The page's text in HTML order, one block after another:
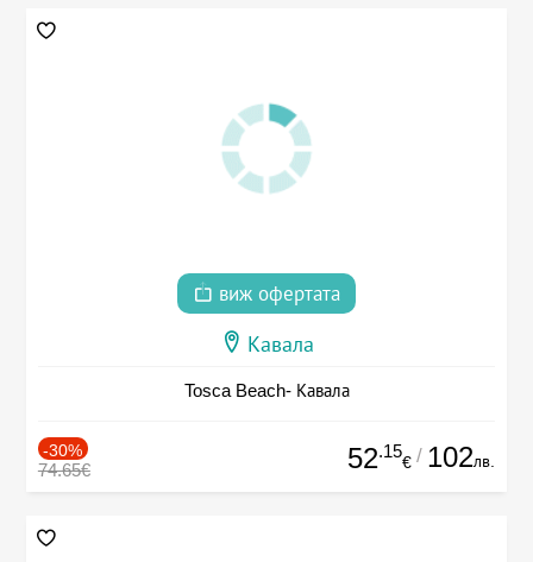
виж офертата
Кавала
Tosca Beach- Кавала
-30%
74.65€ 52.15
€ / 102лв.